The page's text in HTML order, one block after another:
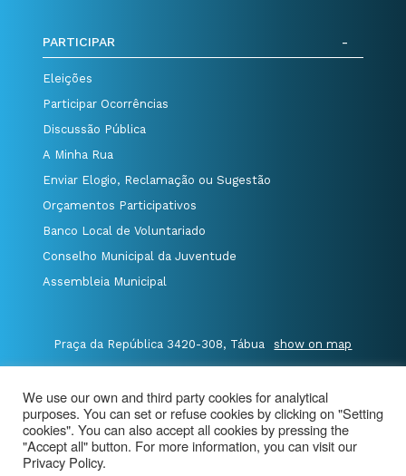
PARTICIPAR
Eleições
Participar Ocorrências
Discussão Pública
A Minha Rua
Enviar Elogio, Reclamação ou Sugestão
Orçamentos Participativos
Banco Local de Voluntariado
Conselho Municipal da Juventude
Assembleia Municipal
Praça da República 3420-308, Tábua show on map
E.geral@cm-tabua.pt
@Município de Tábua | Site Map | privacy policy
|
Aviso de Privacidade - Videovigilância
We use our own and third party cookies for analytical
purposes. You can set or refuse cookies by clicking on "Setting
cookies". You can also accept all cookies by pressing the
"Accept all" button. For more information, you can visit our
Privacy Policy.